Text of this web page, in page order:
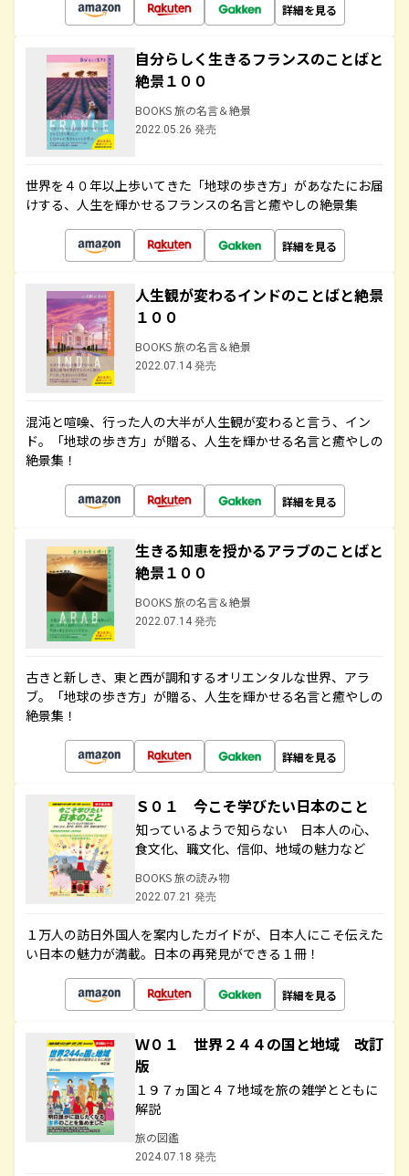
詳細を見る
自分らしく生きるフランスのことばと
絶景１００
BOOKS 旅の名言＆絶景
2022.05.26 発売
世界を４０年以上歩いてきた「地球の歩き方」があなたにお届
けする、人生を輝かせるフランスの名言と癒やしの絶景集
詳細を見る
人生観が変わるインドのことばと絶景
１００
BOOKS 旅の名言＆絶景
2022.07.14 発売
混沌と喧噪、行った人の大半が人生観が変わると言う、イン
ド。「地球の歩き方」が贈る、人生を輝かせる名言と癒やしの
絶景集！
詳細を見る
生きる知恵を授かるアラブのことばと
絶景１００
BOOKS 旅の名言＆絶景
2022.07.14 発売
古きと新しき、東と西が調和するオリエンタルな世界、アラ
ブ。「地球の歩き方」が贈る、人生を輝かせる名言と癒やしの
絶景集！
詳細を見る
Ｓ０１ 今こそ学びたい日本のこと
知っているようで知らない 日本人の心、
食文化、職文化、信仰、地域の魅力など
BOOKS 旅の読み物
2022.07.21 発売
１万人の訪日外国人を案内したガイドが、日本人にこそ伝えた
い日本の魅力が満載。日本の再発見ができる１冊！
詳細を見る
Ｗ０１ 世界２４４の国と地域 改訂
版
１９７ヵ国と４７地域を旅の雑学とともに
解説
旅の図鑑
2024.07.18 発売